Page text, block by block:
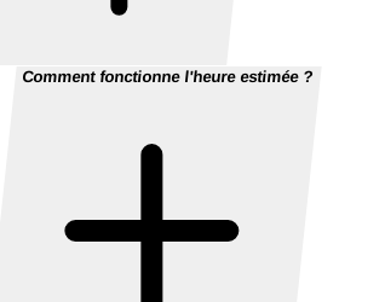
Comment fonctionne l'heure estimée ?